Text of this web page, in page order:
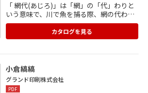
「 網代(あじろ)」は「網」の「代」わりと
いう意味で、川で魚を捕る際、網の代わり
に竹や木を組んで作った網状の仕掛け使っ
たことに由来。 古くから日本建築や着物な
どに使われてきました。 邪気を通さないと
で、軽くて丈夫なのが特徴。 クラフトバン
ドを使って伝統的な編み柄をモダンに表現
しました。
カタログを見る
小倉縞縞
グランド印刷株式会社
PDF